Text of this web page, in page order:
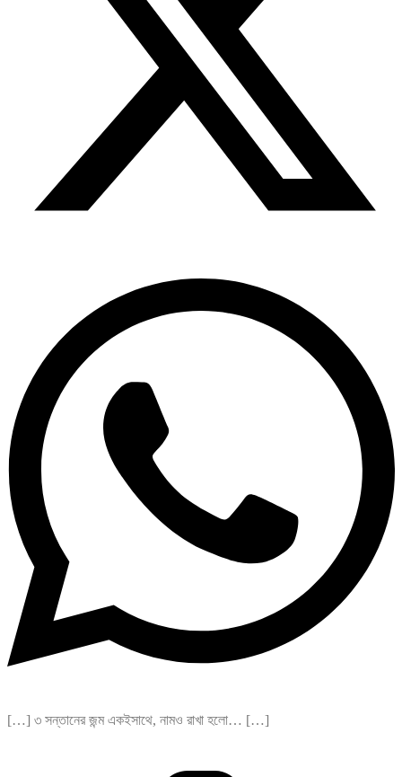
[…] ৩ সন্তানের জন্ম একইসাথে, নামও রাখা হলো… […]